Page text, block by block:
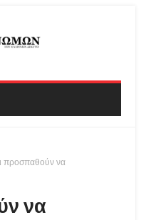
προσπαθούν να
να